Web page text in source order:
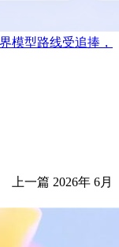
模型路线受追捧，
上一篇 2026年 6月